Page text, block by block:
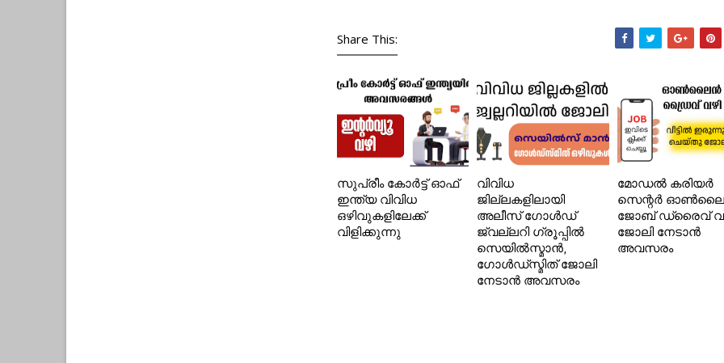
Share This:
സുപ്രീം കോർട്ട് ഓഫ്
ഇന്ത്യ വിവിധ
ഒഴിവുകളിലേക്ക്
വിളിക്കുന്നു
വിവിധ
ജില്ലകളിലായി
അലീസ് ഗോൾഡ്
ജ്വല്ലറി ഗ്രൂപ്പിൽ
സെയിൽസ്മാൻ,
ഗോൾഡ്‌സ്മിത് ജോലി
നേടാൻ അവസരം
മോഡൽ കരിയർ
സെന്റർ
ജോബ് ഡ്രൈവ്
ജോലി നേടാൻ
അവസരം